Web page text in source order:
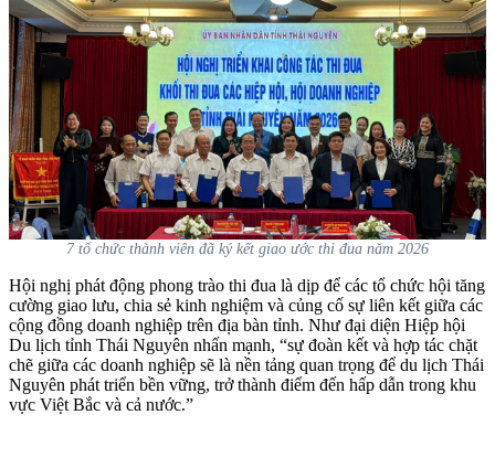
7 tổ chức thành viên đã ký kết giao ước thi đua năm 2026
Hội nghị phát động phong trào thi đua là dịp để các tổ chức hội tăng
cường giao lưu, chia sẻ kinh nghiệm và củng cố sự liên kết giữa các
cộng đồng doanh nghiệp trên địa bàn tỉnh. Như đại diện Hiệp hội
Du lịch tỉnh Thái Nguyên nhấn mạnh, “sự đoàn kết và hợp tác chặt
chẽ giữa các doanh nghiệp sẽ là nền tảng quan trọng để du lịch Thái
Nguyên phát triển bền vững, trở thành điểm đến hấp dẫn trong khu
vực Việt Bắc và cả nước.”